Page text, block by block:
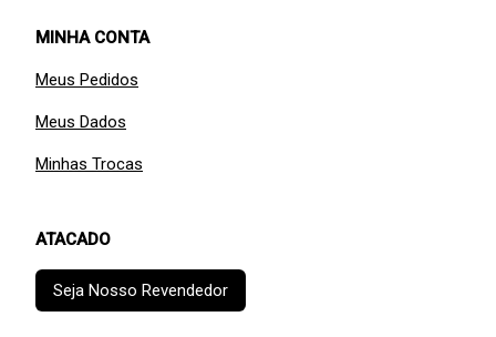
MINHA CONTA
Meus Pedidos
Meus Dados
Minhas Trocas
ATACADO
Seja Nosso Revendedor